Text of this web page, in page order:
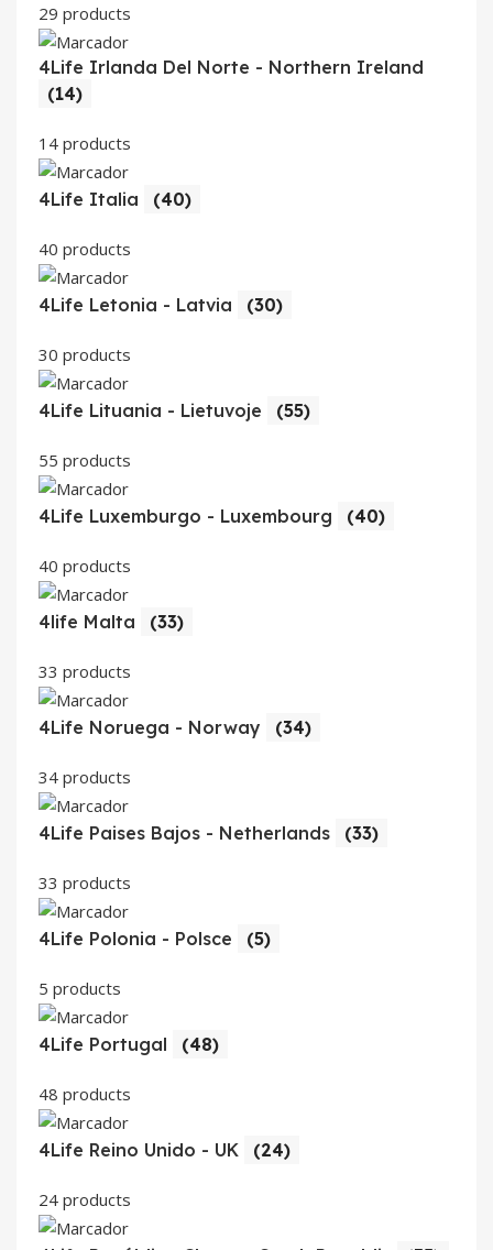
29 products
4Life Irlanda Del Norte - Northern Ireland
(14)
14 products
4Life Italia (40)
40 products
4Life Letonia - Latvia (30)
30 products
4Life Lituania - Lietuvoje (55)
55 products
4Life Luxemburgo - Luxembourg (40)
40 products
4life Malta (33)
33 products
4Life Noruega - Norway (34)
34 products
4Life Paises Bajos - Netherlands (33)
33 products
4Life Polonia - Polsce (5)
5 products
4Life Portugal (48)
48 products
4Life Reino Unido - UK (24)
24 products